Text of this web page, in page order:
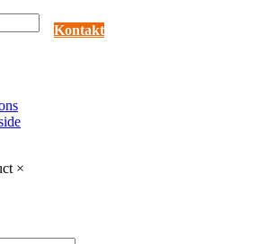
Kontakt
×